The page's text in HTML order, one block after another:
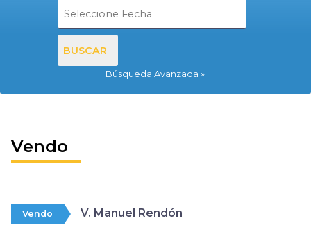
BUSCAR
Búsqueda Avanzada
Vendo
Vendo V. Manuel Rendón